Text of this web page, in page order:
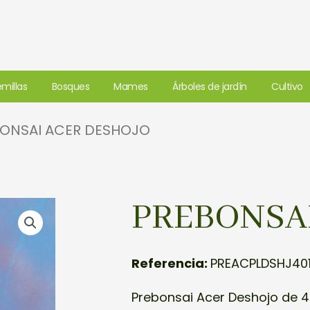
Bosques Mames Árboles de jardín Cultivo
ACER DESHOJO
Referencia:
Prebonsai Acer Deshojo de